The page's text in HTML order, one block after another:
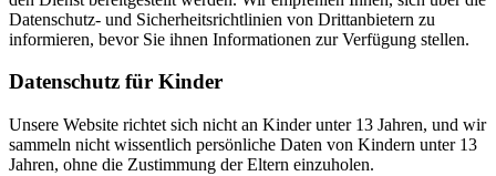
Datenschutz- und Sicherheitsrichtlinien von Drittanbietern zu
informieren, bevor Sie ihnen Informationen zur Verfügung stellen.
Datenschutz für Kinder
Unsere Website richtet sich nicht an Kinder unter 13 Jahren, und wir
sammeln nicht wissentlich persönliche Daten von Kindern unter 13
Jahren, ohne die Zustimmung der Eltern einzuholen.